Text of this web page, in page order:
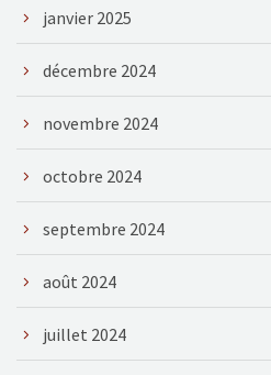
janvier 2025
décembre 2024
novembre 2024
octobre 2024
septembre 2024
août 2024
juillet 2024